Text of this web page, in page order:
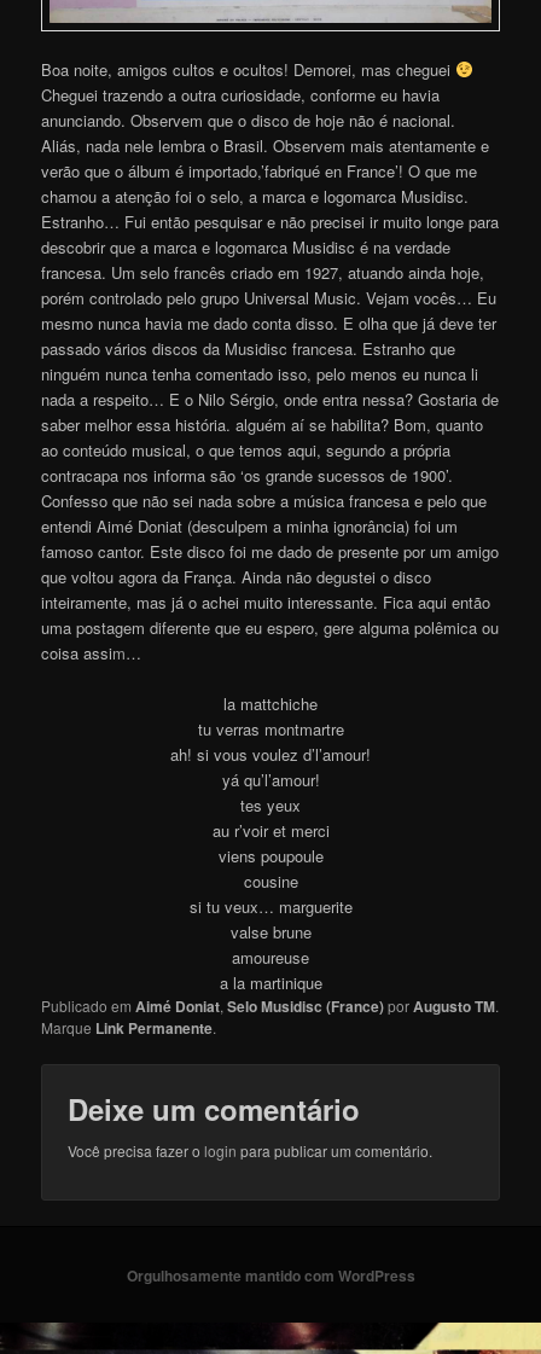
Boa noite, amigos cultos e ocultos! Demorei, mas cheguei
Cheguei trazendo a outra curiosidade, conforme eu havia
anunciando. Observem que o disco de hoje não é nacional.
Aliás, nada nele lembra o Brasil. Observem mais atentamente e
verão que o álbum é importado,’fabriqué en France’! O que me
chamou a atenção foi o selo, a marca e logomarca Musidisc.
Estranho… Fui então pesquisar e não precisei ir muito longe para
descobrir que a marca e logomarca Musidisc é na verdade
francesa. Um selo francês criado em 1927, atuando ainda hoje,
porém controlado pelo grupo Universal Music. Vejam vocês… Eu
mesmo nunca havia me dado conta disso. E olha que já deve ter
passado vários discos da Musidisc francesa. Estranho que
ninguém nunca tenha comentado isso, pelo menos eu nunca li
nada a respeito… E o Nilo Sérgio, onde entra nessa? Gostaria de
saber melhor essa história. alguém aí se habilita? Bom, quanto
ao conteúdo musical, o que temos aqui, segundo a própria
contracapa nos informa são ‘os grande sucessos de 1900’.
Confesso que não sei nada sobre a música francesa e pelo que
entendi Aimé Doniat (desculpem a minha ignorância) foi um
famoso cantor. Este disco foi me dado de presente por um amigo
que voltou agora da França. Ainda não degustei o disco
inteiramente, mas já o achei muito interessante. Fica aqui então
uma postagem diferente que eu espero, gere alguma polêmica ou
coisa assim…
la mattchiche
tu verras montmartre
ah! si vous voulez d’l’amour!
yá qu’l’amour!
tes yeux
au r’voir et merci
viens poupoule
cousine
si tu veux… marguerite
valse brune
amoureuse
a la martinique
Publicado emAimé Doniat,Selo Musidisc (France)porAugusto TM.
Marque Link Permanente.
Deixe um comentário
Você precisa fazer ologin para publicar um comentário.
Orgulhosamente mantido com WordPress